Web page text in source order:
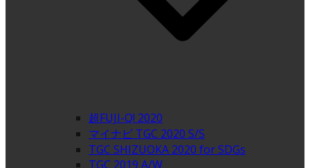
超FUJI-Q! 2020
マイナビ TGC 2020 S/S
TGC SHIZUOKA 2020 for SDGs
TGC 2019 A/W